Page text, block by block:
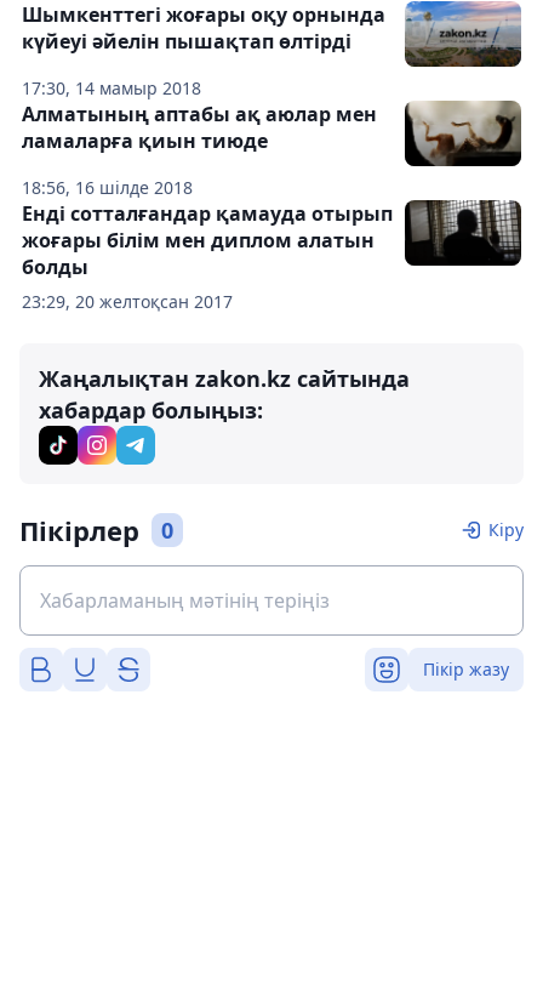
17:30, 14 мамыр 2018
Шымкенттегі жоғары оқу орнында
күйеуі әйелін пышақтап өлтірді
18:56, 16 шілде 2018
Алматының аптабы ақ аюлар мен
ламаларға қиын тиюде
23:29, 20 желтоқсан 2017
Енді сотталғандар қамауда отырып
жоғары білім мен диплом алатын
болды
Жаңалықтан zakon.kz сайтында
хабардар болыңыз:
Пікірлер 0 Кіру
Пікір жазу